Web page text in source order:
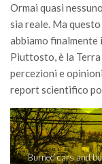
Call for
Call for
Comunicati
Congressi
Convegni
Corsi di
Corsi di
Ormai quasi
sia reale. Ma
abbiamo finalmente
Piuttosto, è la
percezioni e
report scientifico
Burned cars and